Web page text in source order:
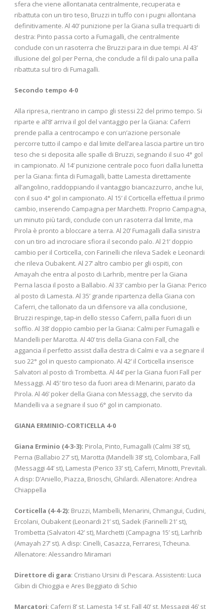
sfera che viene allontanata centralmente, recuperata e
ribattuta con un tiro teso, Bruzzi in tuffo con i pugni allontana
definitivamente. Al 40’ punizione per la Giana sulla trequarti di
destra: Pinto passa corto a Fumagalli, che centralmente
conclude con un rasoterra che Bruzzi para in due tempi. Al 43’
illusione del gol per Perna, che conclude a fil di palo una palla
ribattuta sul tiro di Fumagalli.
Secondo tempo 4-0
Alla ripresa, rientrano in campo gli stessi 22 del primo tempo. Si
riparte e al’8’ arriva il gol del vantaggio per la Giana: Caferri
prende palla a centrocampo e con un’azione personale
percorre tutto il campo e dal limite dell’area lascia partire un tiro
teso che si deposita alle spalle di Bruzzi, segnando il suo 4° gol
in campionato. Al 14’ punizione centrale poco fuori dalla lunetta
per la Giana: finta di Fumagalli, batte Lamesta direttamente
all’angolino, raddoppiando il vantaggio biancazzurro, anche lui,
con il suo 4° gol in campionato. Al 15’ il Corticella effettua il primo
cambio, inserendo Campagna per Marchetti. Proprio Campagna,
un minuto più tardi, conclude con un rasoterra dal limite, ma
Pirola è pronto a bloccare a terra. Al 20’ Fumagalli dalla sinistra
con un tiro ad incrociare sfiora il secondo palo. Al 21’ doppio
cambio per il Corticella, con Farinelli che rileva Sadek e Leonardi
che rileva Oubakent. Al 27’ altro cambio per gli ospiti, con
Amayah che entra al posto di Larhrib, mentre per la Giana
Perna lascia il posto a Ballabio. Al 33’ cambio per la Giana: Perico
al posto di Lamesta. Al 35’ grande ripartenza della Giana con
Caferri, che tallonato da un difensore va alla conclusione,
Bruzzi respinge, tap-in dello stesso Caferri, palla fuori di un
soffio. Al 38’ doppio cambio per la Giana: Calmi per Fumagalli e
Mandelli per Marotta. Al 40’ tris della Giana con Fall, che
aggancia il perfetto assist dalla destra di Calmi e va a segnare il
suo 22° gol in questo campionato. Al 42’ il Corticella inserisce
Salvatori al posto di Trombetta. Al 44’ per la Giana fuori Fall per
Messaggi. Al 45’ tiro teso da fuori area di Menarini, parato da
Pirola. Al 46’ poker della Giana con Messaggi, che servito da
Mandelli va a segnare il suo 6° gol in campionato.
GIANA ERMINIO-CORTICELLA 4-0
Giana Erminio (4-3-3): Pirola, Pinto, Fumagalli (Calmi 38’ st),
Perna (Ballabio 27’ st), Marotta (Mandelli 38’ st), Colombara, Fall
(Messaggi 44’ st), Lamesta (Perico 33’ st), Caferri, Minotti, Previtali.
A disp: D’Aniello, Piazza, Brioschi, Ghilardi. Allenatore: Andrea
Chiappella
Corticella (4-4-2): Bruzzi, Mambelli, Menarini, Chmangui, Cudini,
Ercolani, Oubakent (Leonardi 21’ st), Sadek (Farinelli 21’ st),
Trombetta (Salvatori 42’ st), Marchetti (Campagna 15’ st), Larhrib
(Amayah 27’ st). A disp: Cinelli, Casazza, Ferraresi, Tcheuna.
Allenatore: Alessandro Miramari
Direttore di gara: Cristiano Ursini di Pescara. Assistenti: Luca
Gibin di Chioggia e Ares Beggiato di Schio
Marcatori: Caferri 8’ st, Lamesta 14’ st, Fall 40’ st, Messaggi 46’ st